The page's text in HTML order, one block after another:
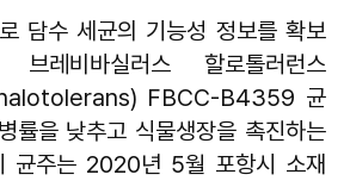
담수 세균의 기능성 정보를 확보
레비바실러스 할로톨러런스
FBCC-B4359 균
률을 낮추고 식물생장을 촉진하는
균주는 2020년 5월 포항시 소재